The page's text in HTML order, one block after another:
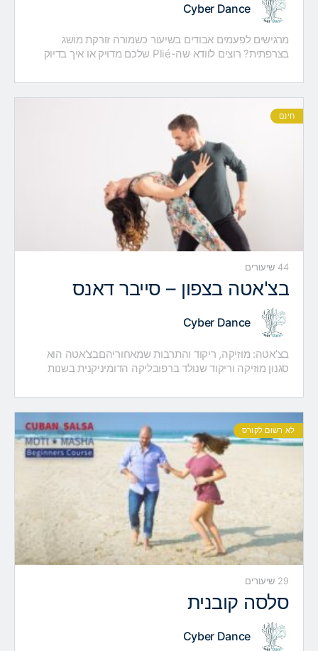
Cyber Dance
מרגישים לפעמים אבודים בשיעור כשמורה זורקת מושג
בצרפתית? רוצים לוודא שה-Plié שלכם מדויק או איך בדיוק
DICTIONARY נוצר…
חינם
44 שיעורים
בצ'אטה בצפון – סייבר דאנס
Cyber Dance
בצ’אטה: מוזיקה, ריקוד והתרבות שמאחוריהםבצ’אטה הוא
סגנון מוזיקה וריקוד שנולד ברפובליקה הדומיניקנית בשנות
מוזיקה עממית ופשוטה, שהתאפיינה…
לא רשום לקורס
29 שיעורים
סלסה קובנית
Cyber Dance